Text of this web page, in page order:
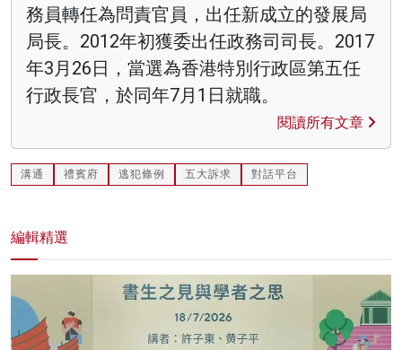
務員轉任為問責官員，出任新成立的發展局
局長。2012年初獲委出任政務司司長。2017
年3月26日，當選為香港特別行政區第五任
行政長官，於同年7月1日就職。
閱讀所有文章
溝通 禮賓府 逃犯條例 五大訴求 對話平台
編輯精選